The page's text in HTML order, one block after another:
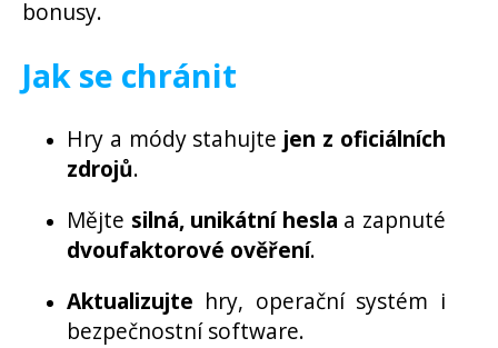
bonusy.
Jak se chránit
Hry a módy stahujte jen z oficiálních
zdrojů.
Mějte silná, unikátní hesla a zapnuté
dvoufaktorové ověření.
Aktualizujte hry, operační systém i
bezpečnostní software.